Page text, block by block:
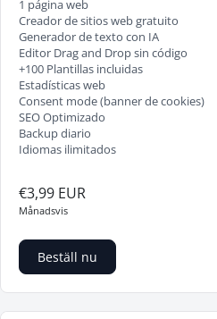
1 página web
Creador de sitios web gratuito
Generador de texto con IA
Editor Drag and Drop sin código
+100 Plantillas incluidas
Estadísticas web
Consent mode (banner de cookies)
SEO Optimizado
Backup diario
Idiomas ilimitados
€3,99 EUR
Månadsvis
Beställ nu